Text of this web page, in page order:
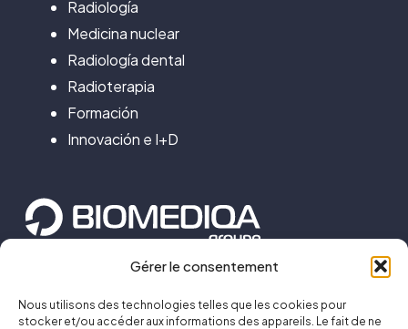
Gérer le consentement
Nous utilisons des technologies telles que les cookies pour
stocker et/ou accéder aux informations des appareils. Le fait de ne
Radiología
Medicina nuclear
Radiología dental
Radioterapia
Formación
Innovación e I+D
99 C rue Parmentier
59650 Villeneuve d’Ascq